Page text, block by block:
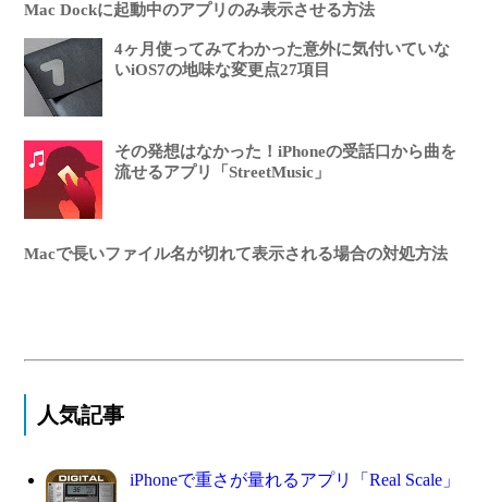
Mac Dockに起動中のアプリのみ表示させる方法
4ヶ月使ってみてわかった意外に気付いていな
いiOS7の地味な変更点27項目
その発想はなかった！iPhoneの受話口から曲を
流せるアプリ「StreetMusic」
Macで長いファイル名が切れて表示される場合の対処方法
人気記事
iPhoneで重さが量れるアプリ「Real Scale」